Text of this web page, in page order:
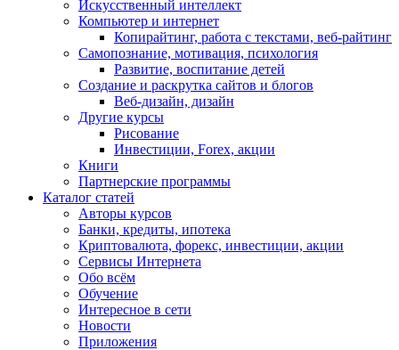
Искусственный интеллект
Компьютер и интернет
Копирайтинг, работа с текстами, веб-райтинг
Самопознание, мотивация, психология
Развитие, воспитание детей
Создание и раскрутка сайтов и блогов
Веб-дизайн, дизайн
Другие курсы
Рисование
Инвестиции, Forex, акции
Книги
Партнерские программы
Каталог статей
Авторы курсов
Банки, кредиты, ипотека
Криптовалюта, форекс, инвестиции, акции
Сервисы Интернета
Обо всём
Обучение
Интересное в сети
Новости
Приложения